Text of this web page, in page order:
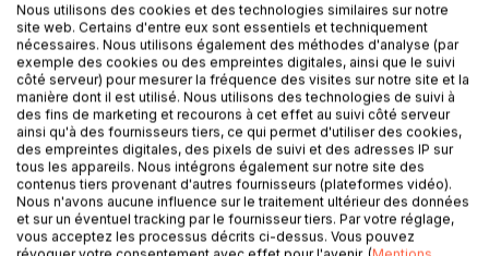
AJOUTER AU PANIER
Ajouter à ma liste d'envies
Laisser un avis
Nous utilisons des cookies et des technologies similaires sur notre
site web. Certains d'entre eux sont essentiels et techniquement
nécessaires. Nous utilisons également des méthodes d'analyse (par
exemple des cookies ou des empreintes digitales, ainsi que le suivi
côté serveur) pour mesurer la fréquence des visites sur notre site et la
manière dont il est utilisé. Nous utilisons des technologies de suivi à
des fins de marketing et recourons à cet effet au suivi côté serveur
ainsi qu'à des fournisseurs tiers, ce qui permet d'utiliser des cookies,
des empreintes digitales, des pixels de suivi et des adresses IP sur
tous les appareils. Nous intégrons également sur notre site des
contenus tiers provenant d'autres fournisseurs (plateformes vidéo).
Nous n'avons aucune influence sur le traitement ultérieur des données
et sur un éventuel tracking par le fournisseur tiers. Par votre réglage,
vous acceptez les processus décrits ci-dessus. Vous pouvez